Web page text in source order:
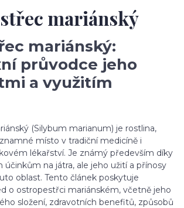
mariánský
mariánský:
průvodce jeho
a využitím
(Silybum marianum) je rostlina,
místo v tradiční medicíně i
lékařství. Je známý především díky
na játra, ale jeho užití a přínosy
oblast. Tento článek poskytuje
o ostropestřci mariánském, včetně jeho
složení, zdravotních benefitů, způsobů